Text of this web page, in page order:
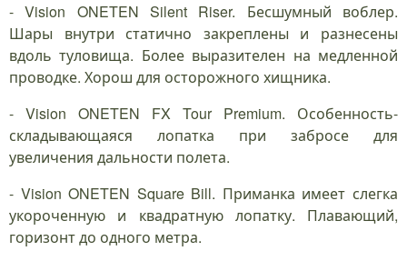
- Vision ONETEN Silent Riser. Бесшумный воблер.
Шары внутри статично закреплены и разнесены
вдоль туловища. Более выразителен на медленной
проводке. Хорош для осторожного хищника.
- Vision ONETEN FX Tour Premium. Особенность-
складывающаяся лопатка при забросе для
увеличения дальности полета.
- Vision ONETEN Square Bill. Приманка имеет слегка
укороченную и квадратную лопатку. Плавающий,
горизонт до одного метра.